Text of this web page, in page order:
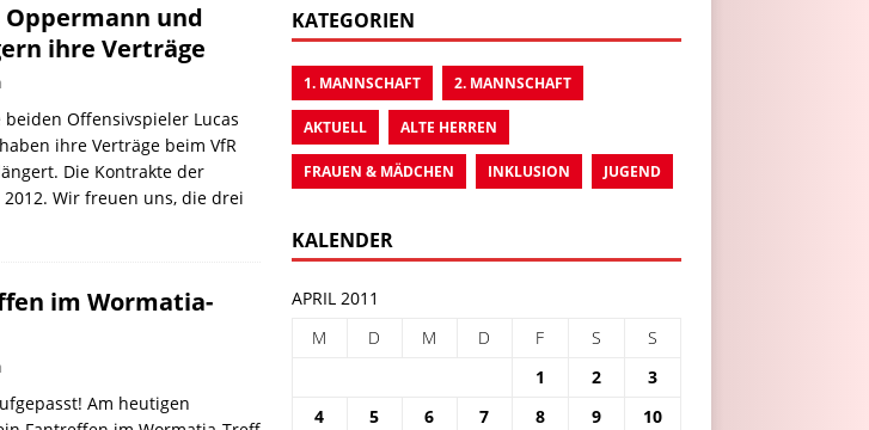
Oppermann und
ihre Verträge
Offensivspieler Lucas
ihre Verträge beim VfR
Die Kontrakte der
Wir freuen uns, die drei
im Wormatia-
Am heutigen
KATEGORIEN
1. MANNSCHAFT 2. MANNSCHAFT
AKTUELL ALTE HERREN
FRAUEN & MÄDCHEN INKLUSION JUGEND
KALENDER
APRIL 2011
M
D M D F S
S
1
2
3
4
5 6 7 8 9 10